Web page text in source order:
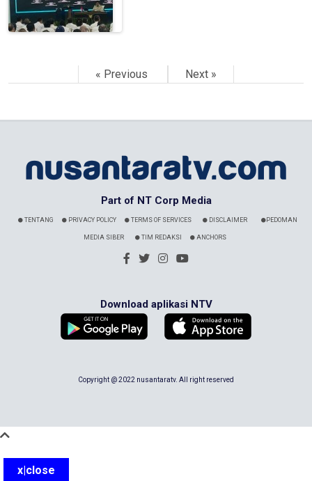
« Previous Next »
Part of NT Corp Media
TENTANG PRIVACY POLICY TERMS OF SERVICES DISCLAIMER PEDOMAN
MEDIA SIBER TIM REDAKSI ANCHORS
Download aplikasi NTV
Copyright @ 2022 nusantaratv. All right reserved
x|close